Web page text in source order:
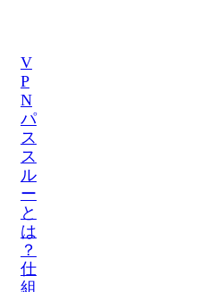
V
P
N
パ
ス
ス
ル
ー
と
は
？
仕
組